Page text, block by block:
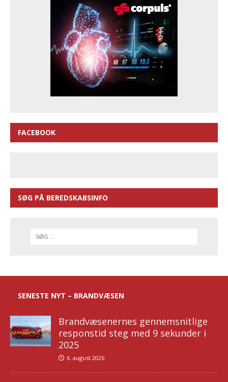
FACEBOOK
SØG PÅ BEREDSKABSINFO
SENESTE NYT – BRANDVÆSEN
Brandvæsenernes gennemsnitlige
responstid steg med 9 sekunder i
2025
6. august 2026